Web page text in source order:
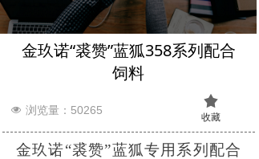
金玖诺“裘赞”蓝狐358系列配合
饲料
金玖诺“裘赞”蓝狐专用 系列配合
넶 浏览量：50265
끄
收藏